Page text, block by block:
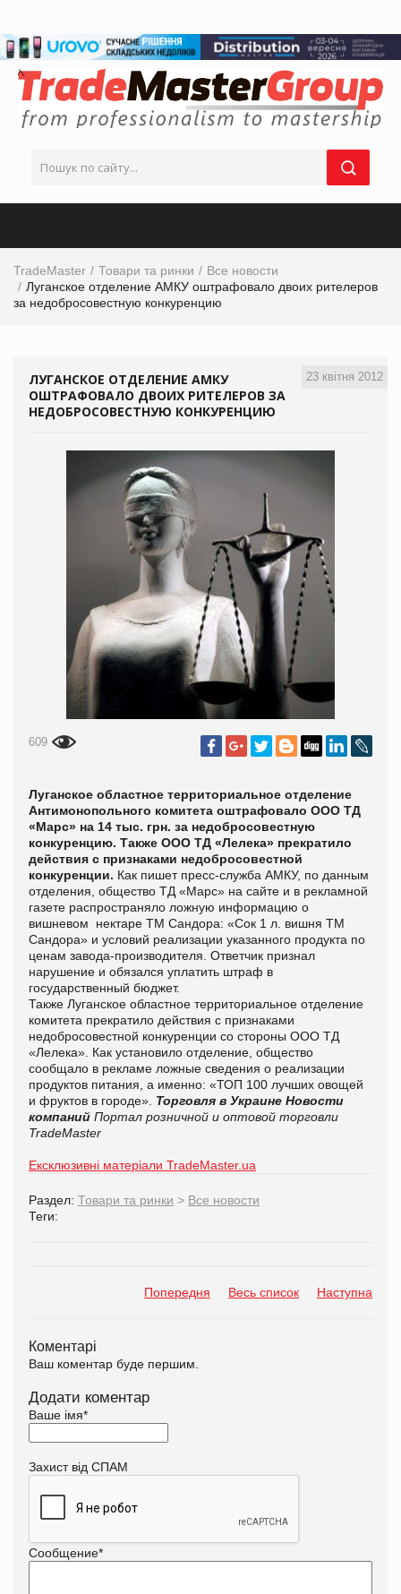
TradeMaster Товари та ринки
Все новости
Луганское отделение АМКУ оштрафовало двоих рителеров
за недобросовестную конкуренцию
23 квітня 2012
ЛУГАНСКОЕ ОТДЕЛЕНИЕ АМКУ
ОШТРАФОВАЛО ДВОИХ РИТЕЛЕРОВ ЗА
НЕДОБРОСОВЕСТНУЮ КОНКУРЕНЦИЮ
609
Луганское областное территориальное отделение
Антимонопольного комитета оштрафовало ООО ТД
«Марс» на 14 тыс. грн. за недобросовестную
конкуренцию. Также ООО ТД «Лелека» прекратило
действия с признаками недобросовестной
конкуренции. Как пишет пресс-служба АМКУ, по данным
отделения, общество ТД «Марс» на сайте и в рекламной
газете распространяло ложную информацию о
вишневом нектаре ТМ Сандора: «Сок 1 л. вишня ТМ
Сандора» и условий реализации указанного продукта по
ценам завода-производителя. Ответчик признал
нарушение и обязался уплатить штраф в
государственный бюджет.
Также Луганское областное территориальное отделение
комитета прекратило действия с признаками
недобросовестной конкуренции со стороны ООО ТД
«Лелека». Как установило отделение, общество
сообщало в рекламе ложные сведения о реализации
продуктов питания, а именно: «ТОП 100 лучших овощей
и фруктов в городе». Торговля в Украине Новости
компаний Портал розничной и оптовой торговли
TradeMaster
Ексклюзивні матеріали TradeMaster.ua
Раздел: Товари та ринки > Все новости
Теги:
Попередня Весь список Наступна
Коментарі
Ваш коментар буде першим.
Додати коментар
Ваше імя*
Захист від СПАМ
Сообщение*